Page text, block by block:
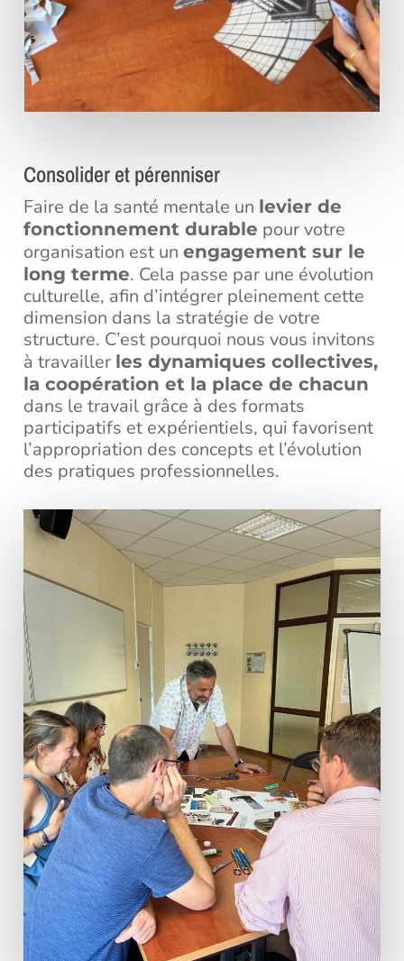
Consolider et pérenniser
Faire de la santé mentale un levier de
fonctionnement durable pour votre
organisation est un engagement sur le
long terme. Cela passe par une évolution
culturelle, afin d’intégrer pleinement cette
dimension dans la stratégie de votre
structure. C’est pourquoi nous vous invitons
à travailler les dynamiques collectives,
la coopération et la place de chacun
dans le travail grâce à des formats
participatifs et expérientiels, qui favorisent
l’appropriation des concepts et l’évolution
des pratiques professionnelles.